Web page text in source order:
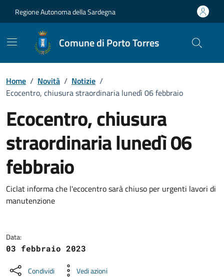
Regione Autonoma della Sardegna
Comune di Porto Torres
Home / Novità / Notizie /
Ecocentro, chiusura straordinaria lunedì 06 febbraio
Ecocentro, chiusura
straordinaria lunedì 06
febbraio
Dettagli della notizia
Ciclat informa che l'ecocentro sarà chiuso per urgenti lavori di
manutenzione
Data:
03 febbraio 2023
Condividi Vedi azioni